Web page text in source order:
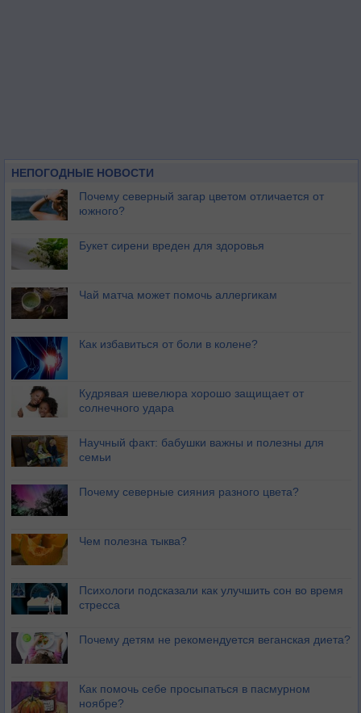
НЕПОГОДНЫЕ НОВОСТИ
Почему северный загар цветом отличается от
южного?
Букет сирени вреден для здоровья
Чай матча может помочь аллергикам
Как избавиться от боли в колене?
Кудрявая шевелюра хорошо защищает от
солнечного удара
Научный факт: бабушки важны и полезны для
семьи
Почему северные сияния разного цвета?
Чем полезна тыква?
Психологи подсказали как улучшить сон во время
стресса
Почему детям не рекомендуется веганская диета?
Как помочь себе просыпаться в пасмурном
ноябре?